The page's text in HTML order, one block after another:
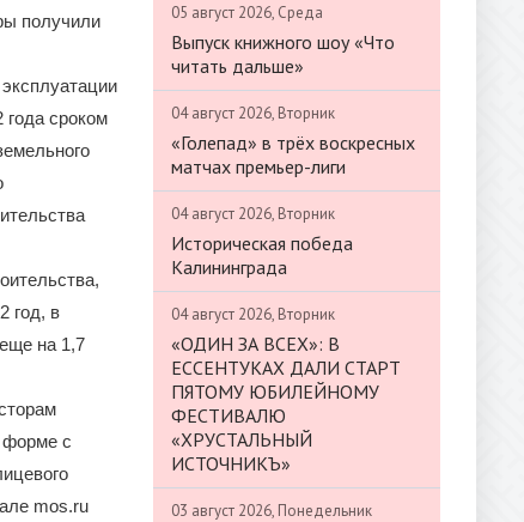
получили
года сроком
год, в
на 1,7
форме с
mos.ru
05 август 2026, Среда
Выпуск книжного шоу «Что
читать дальше»
04 август 2026, Вторник
«Голепад» в трёх воскресных
матчах премьер-лиги
04 август 2026, Вторник
Историческая победа
Калининграда
04 август 2026, Вторник
«ОДИН ЗА ВСЕХ»: В
ЕССЕНТУКАХ ДАЛИ СТАРТ
ПЯТОМУ ЮБИЛЕЙНОМУ
ФЕСТИВАЛЮ
«ХРУСТАЛЬНЫЙ
ИСТОЧНИКЪ»
03 август 2026, Понедельник